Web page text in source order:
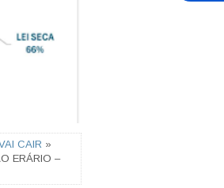
CAIR »
ERÁRIO –